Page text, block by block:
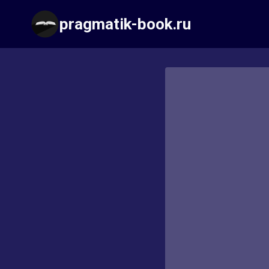
содержимому
pragmatik-book.ru